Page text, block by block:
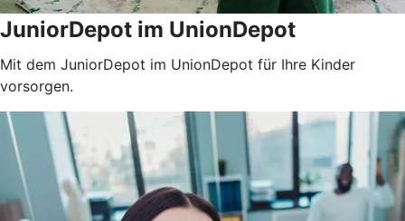
JuniorDepot im UnionDepot
Mit dem JuniorDepot im UnionDepot für Ihre Kinder
vorsorgen.